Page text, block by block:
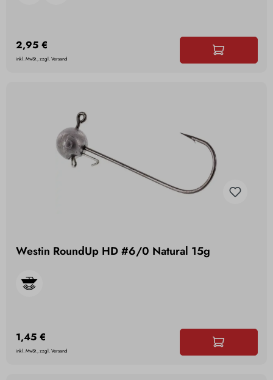
2,95 €
inkl. MwSt., zzgl. Versand
Westin RoundUp HD #6/0 Natural 15g
1,45 €
inkl. MwSt., zzgl. Versand